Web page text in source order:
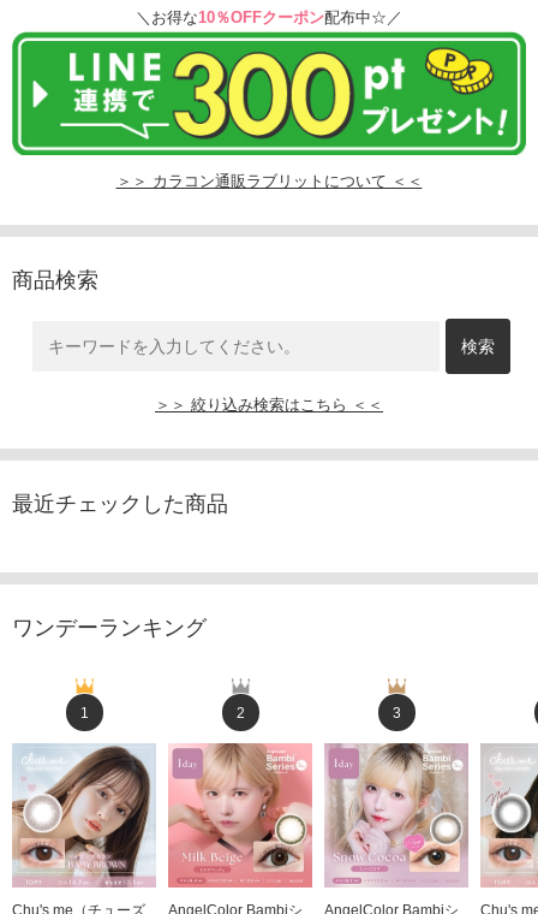
＼お得な10％OFFクーポン配布中☆／
＞＞ カラコン通販ラブリットについて ＜＜
商品検索
＞＞ 絞り込み検索はこちら ＜＜
最近チェックした商品
ワンデーランキング
1
Chu's me（チューズ
2
AngelColor Bambiシ
3
AngelColor Bambiシ
Chu's